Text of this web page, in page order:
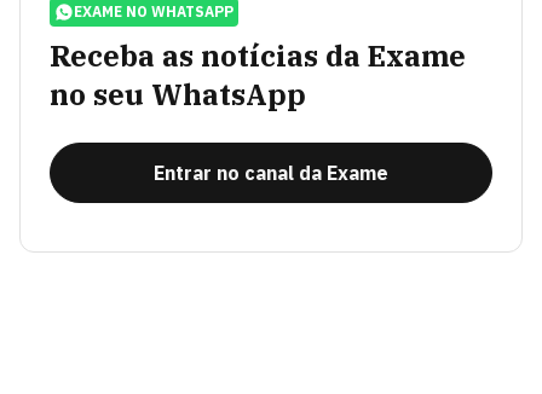
EXAME NO WHATSAPP
Receba as notícias da Exame
no seu WhatsApp
Entrar no canal da Exame